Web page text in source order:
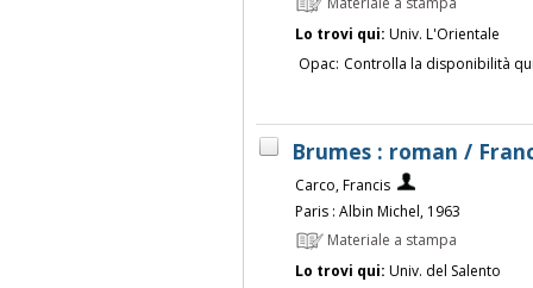
Lo trovi qui: Univ. L'Orientale
Opac: Controlla la disponibilità
Brumes : roman /
Carco, Francis
Paris : Albin Michel, 1963
Materiale a stampa
Lo trovi qui: Univ. del Salento